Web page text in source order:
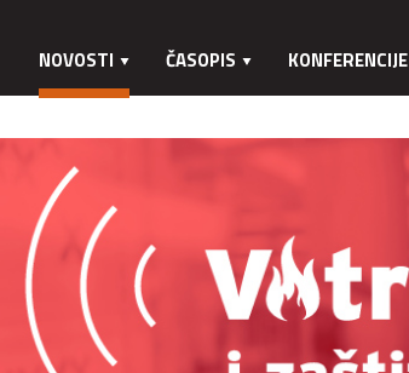
NOVOSTI ČASOPIS KONFERENCIJE